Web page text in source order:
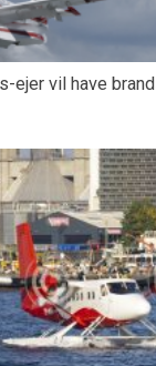
ejer vil have